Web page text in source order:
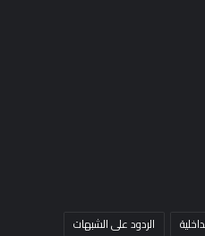
الردود على الشبهات